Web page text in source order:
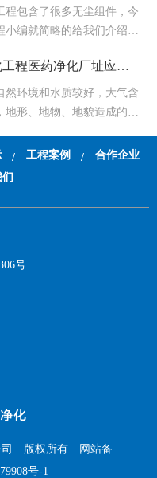
程包含了很多无尘组件，今
小编就简略的给我们介绍一
中效过滤器、带高效过滤器
流罩…
工程医药净化厂址应…
然环境和水质较好，大气含
地形、地物、地貌造成的小
烟雾、有毒害气体和微生物
场、…
/ 工程案例 / 合作企业
号
版权所有 网站备
号-1